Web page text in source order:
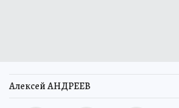
Алексей АНДРЕЕВ